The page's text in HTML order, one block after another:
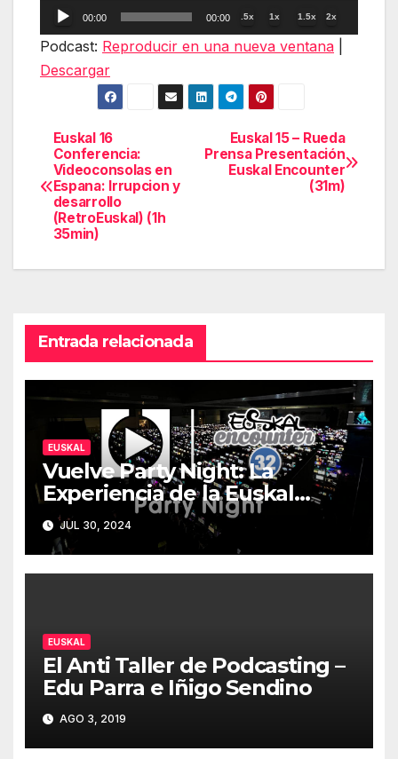
Reproductor
de
00:00 00:00 .5x 1x 1.5x 2x
Podcast: Reproducir en una nueva ventana
Descargar
Navegación
de
entradas
Euskal 15 – Rueda
Prensa Presentación
Euskal Encounter
(31m)
Euskal 16
Conferencia:
Videoconsolas en
Espana: Irrupcion y
desarrollo
(RetroEuskal) (1h
35min)
Entrada relacionada
EUSKAL
Vuelve Party Night: La
Experiencia de la Euskal
Encounter 32 – Party Night
2024
JUL 30, 2024
EUSKAL
El Anti Taller de Podcasting –
Edu Parra e Iñigo Sendino
AGO 3, 2019